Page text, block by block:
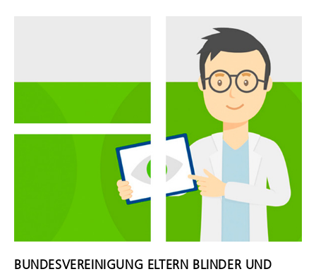
BUNDESVEREINIGUNG ELTERN BLINDER UND